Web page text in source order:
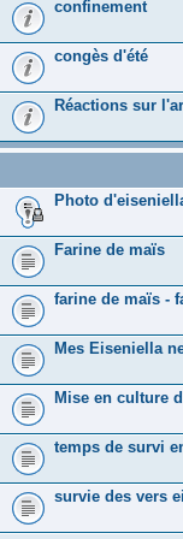
confinement
congès d'été
Réactions sur
Photo
Farine de maïs
farine de maïs -
Mes Eiseniella
Mise en culture
temps de survi
survie des vers